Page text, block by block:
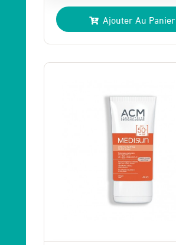
prix
initial
était :
216 Dhs.
prix
actuel
est :
196 Dhs.
Ajouter Au Panier